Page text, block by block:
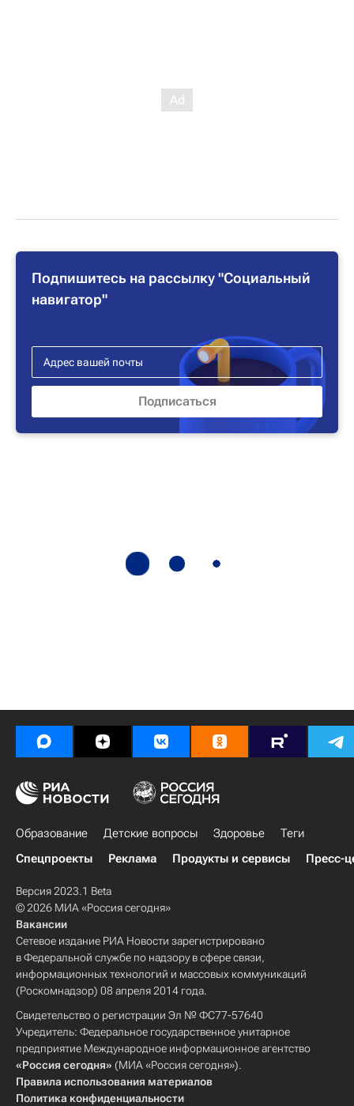
Подпишитесь на рассылку "Социальный
навигатор"
Образование Детские вопросы Здоровье
Теги
Спецпроекты
Реклама Продукты и сервисы Пресс-
Версия 2023.1 Beta
© 2026 МИА «Россия сегодня»
Вакансии
Сетевое издание РИА Новости зарегистрировано
в Федеральной службе по надзору в сфере связи,
информационных технологий и массовых коммуникаций
(Роскомнадзор) 08 апреля 2014 года.
Свидетельство о регистрации Эл № ФС77-57640
Учредитель: Федеральное государственное унитарное
предприятие Международное информационное агентство
«Россия сегодня» (МИА «Россия сегодня»).
Правила использования материалов
Политика конфиденциальности